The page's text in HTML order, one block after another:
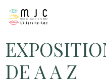
DE A A Z